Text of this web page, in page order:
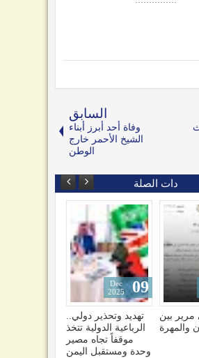
السابق
وفاة أحد أبرز أبناء
الشيخ الأحمر خارج
الوطن
دات الصلة
تهديد وتحذير دولي..
الرباعية الدولية تتخذ
موقفاً تجاه مصير
وحدة ومستقبل اليمن
09
Dec
صراع مالي مرير بين
سلطتي عدن والمهرة
09